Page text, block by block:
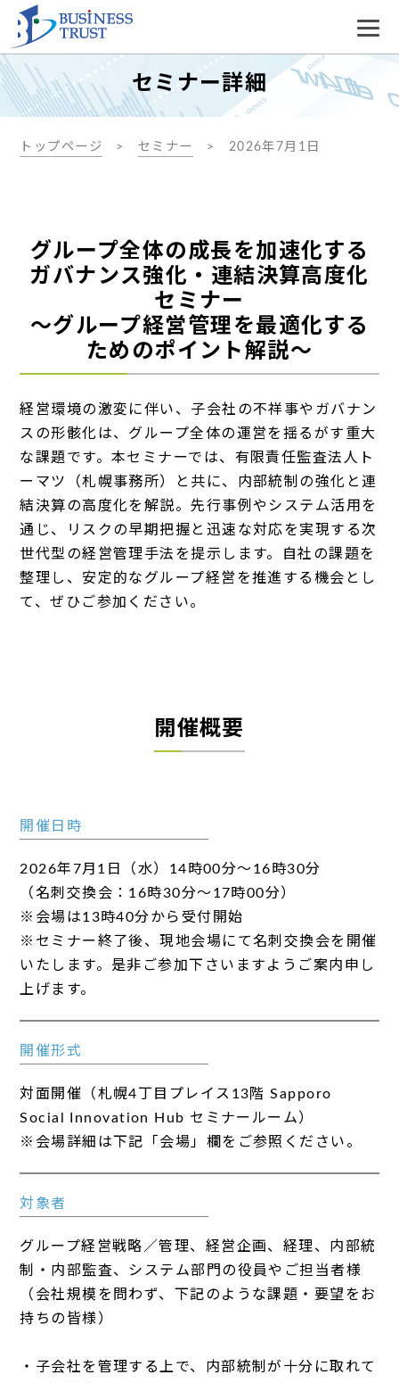
セミナー詳細
トップページ セミナー 2026年7月1日
グループ全体の成長を加速化する
ガバナンス強化・連結決算高度化
セミナー
～グループ経営管理を最適化する
ためのポイント解説～
経営環境の激変に伴い、子会社の不祥事やガバナン
スの形骸化は、グループ全体の運営を揺るがす重大
な課題です。本セミナーでは、有限責任監査法人ト
ーマツ（札幌事務所）と共に、内部統制の強化と連
結決算の高度化を解説。先行事例やシステム活用を
通じ、リスクの早期把握と迅速な対応を実現する次
世代型の経営管理手法を提示します。自社の課題を
整理し、安定的なグループ経営を推進する機会とし
て、ぜひご参加ください。
開催概要
開催日時
2026年7月1日（水）14時00分～16時30分
（名刺交換会：16時30分～17時00分）
※会場は13時40分から受付開始
※セミナー終了後、現地会場にて名刺交換会を開催
いたします。是非ご参加下さいますようご案内申し
上げます。
開催形式
対面開催（札幌4丁目プレイス13階 Sapporo
Social Innovation Hub セミナールーム）
※会場詳細は下記「会場」欄をご参照ください。
対象者
グループ経営戦略／管理、経営企画、経理、内部統
制・内部監査、システム部門の役員やご担当者様
（会社規模を問わず、下記のような課題・要望をお
持ちの皆様）
・子会社を管理する上で、内部統制が十分に取れて